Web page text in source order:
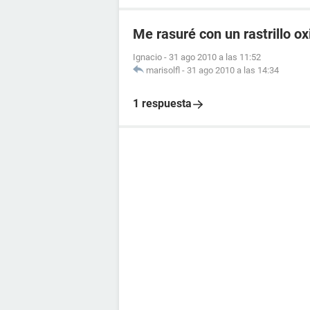
Me rasuré con un rastrillo
Ignacio - 31 ago 2010 a las 11:52
marisolfl - 31 ago 2010 a las 14:34
1 respuesta